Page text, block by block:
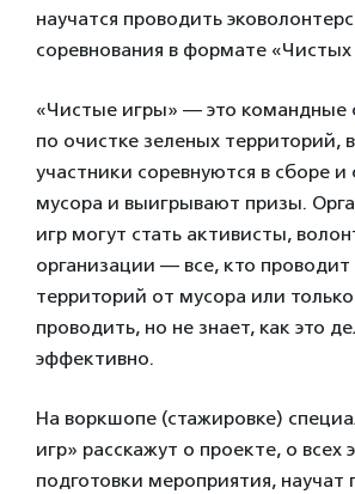
научатся проводить
соревнования в формате «Чистых
«Чистые игры» — это командные
по очистке зеленых территорий,
участники соревнуются в сборе и
мусора и выигрывают призы.
игр могут стать активисты,
организации — все, кто проводит
территорий от мусора или
проводить, но не знает, как это
эффективно.
На воркшопе (стажировке)
игр» расскажут о проекте, о всех
подготовки мероприятия, научат